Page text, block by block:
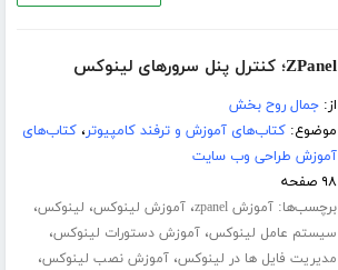
از:جمال روح بخش
موضوع:کتاب‌های آموزش و ترفند کامپیوتر،کتاب‌های
آموزش طراحی وب سایت
۹۸ صفحه
برچسب‌ها:آموزش zpanel ،آموزش لینوکس، لینوکس،
سیستم عامل لینوکس،آموزش دستورات لینوکس،
مدیریت فایل ها در لینوکس،آموزش نصب لینوکس،